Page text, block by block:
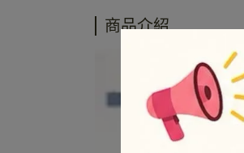
商品介紹